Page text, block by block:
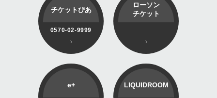
チケットぴあ
0570-02-9999
ローソン
チケット
e+ LIQUIDROOM